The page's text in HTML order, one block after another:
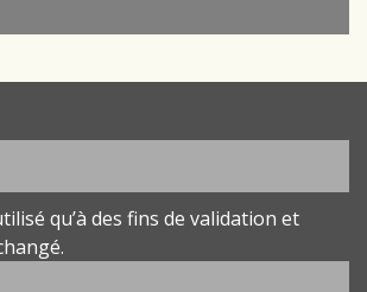
qu’à des fins de validation et